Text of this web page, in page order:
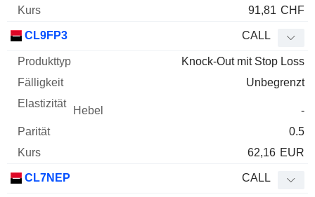
91,81 CHF
CL9FP3 CALL
Knock-Out mit Stop Loss
Unbegrenzt
-
0.5
62,16 EUR
CL7NEP CALL